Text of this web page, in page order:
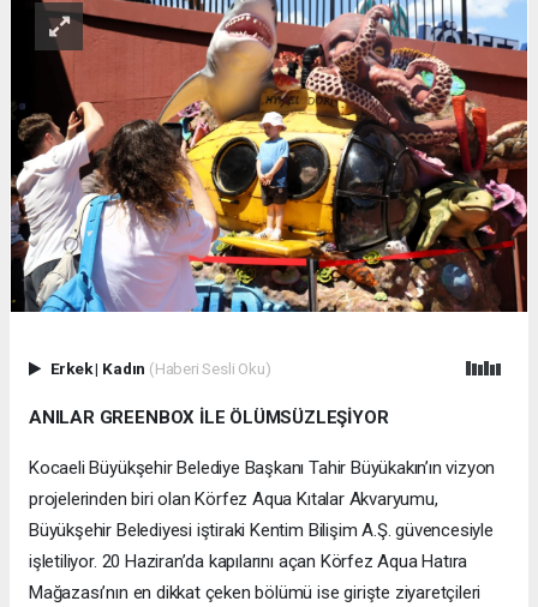
Erkek| Kadın (Haberi Sesli Oku)
ANILAR GREENBOX İLE ÖLÜMSÜZLEŞİYOR
Kocaeli Büyükşehir Belediye Başkanı Tahir Büyükakın’ın vizyon
projelerinden biri olan Körfez Aqua Kıtalar Akvaryumu,
Büyükşehir Belediyesi iştiraki Kentim Bilişim A.Ş. güvencesiyle
işletiliyor. 20 Haziran’da kapılarını açan Körfez Aqua Hatıra
Mağazası’nın en dikkat çeken bölümü ise girişte ziyaretçileri